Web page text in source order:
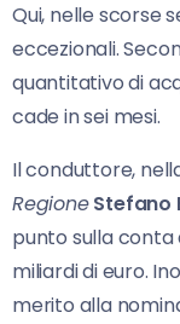
Qui, nelle scorse
eccezionali.
quantitativo di
cade in sei mesi.
Il conduttore,
RegioneStefano
punto sulla
miliardi di euro.
merito alla